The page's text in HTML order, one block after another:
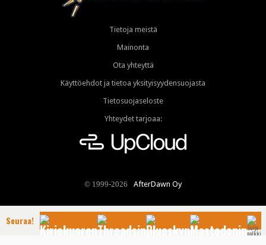
Tietoja meistä
Mainonta
Ota yhteyttä
Käyttöehdot ja tietoa yksityisyydensuojasta
Tietosuojaseloste
Yhteydet tarjoaa:
© 1999-2026 AfterDawn Oy
Seuraa!